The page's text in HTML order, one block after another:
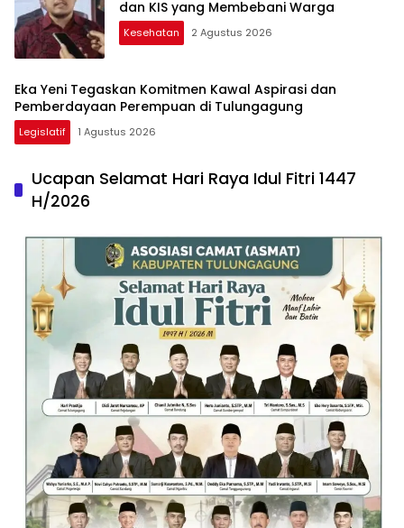
dan KIS yang Membebani Warga
Kesehatan 2 Agustus 2026
Eka Yeni Tegaskan Komitmen Kawal Aspirasi dan
Pemberdayaan Perempuan di Tulungagung
Legislatif 1 Agustus 2026
Ucapan Selamat Hari Raya Idul Fitri 1447
H/2026